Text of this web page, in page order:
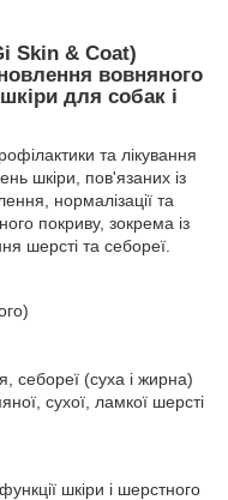
Skin & Coat)
вовняного
для собак і
та лікування
шкіри, пов'язаних із
нормалізації та
покриву, зокрема із
шерсті та себореї.
себореї (суха і жирна)
сухої, ламкої шерсті
шкіри і шерстного